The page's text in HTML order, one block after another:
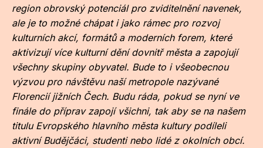
region obrovský potenciál pro zviditelnění navenek,
ale je to možné chápat i jako rámec pro rozvoj
kulturních akcí, formátů a moderních forem, které
aktivizují více kulturní dění dovnitř města a zapojují
všechny skupiny obyvatel. Bude to i všeobecnou
výzvou pro návštěvu naší metropole nazývané
Florencií jižních Čech. Budu ráda, pokud se nyní ve
finále do příprav zapojí všichni, tak aby se na našem
titulu Evropského hlavního města kultury podíleli
aktivní Budějčáci, studenti nebo lidé z okolních obcí.